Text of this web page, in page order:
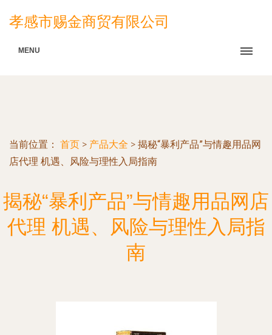
孝感市赐金商贸有限公司
MENU
当前位置： 首页 > 产品大全 > 揭秘“暴利产品”与情趣用品网
店代理 机遇、风险与理性入局指南
揭秘“暴利产品”与情趣用品网店
代理 机遇、风险与理性入局指
南